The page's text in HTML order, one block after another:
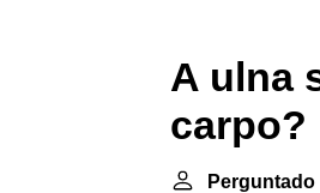
A ulna
carpo?